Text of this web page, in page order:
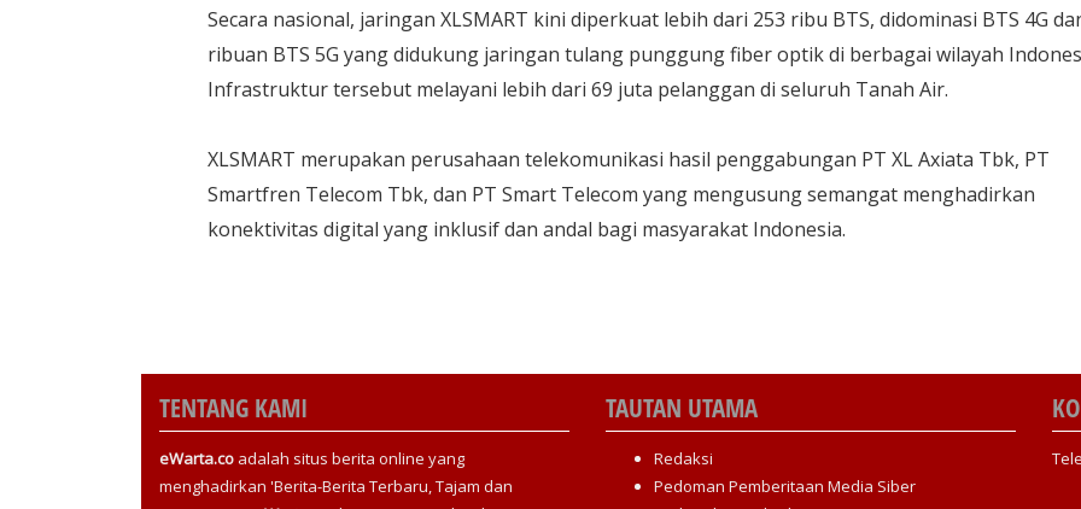
Secara nasional, jaringan XLSMART kini diperkuat lebih dari 253 ribu BTS, didominasi BTS 4G
ribuan BTS 5G yang didukung jaringan tulang punggung fiber optik di berbagai wilayah
Infrastruktur tersebut melayani lebih dari 69 juta pelanggan di seluruh Tanah Air.
XLSMART merupakan perusahaan telekomunikasi hasil penggabungan PT XL Axiata Tbk, PT
Smartfren Telecom Tbk, dan PT Smart Telecom yang mengusung semangat menghadirkan
konektivitas digital yang inklusif dan andal bagi masyarakat Indonesia.
TENTANG KAMI
eWarta.co adalah situs berita online yang
menghadirkan 'Berita-Berita Terbaru, Tajam dan
TAUTAN UTAMA
Redaksi
Pedoman Pemberitaan Media Siber